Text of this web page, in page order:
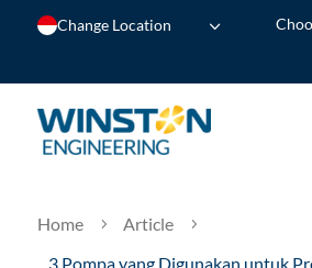
Change Location
Home 5 Article 5
3 Pompa yang Digunakan untuk